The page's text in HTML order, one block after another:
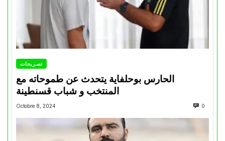
تصريحات
الحارس بوحلفاية يتحدث عن طموحاته مع
المنتخب و شباب قسنطينة
Octobre 8, 2024 0